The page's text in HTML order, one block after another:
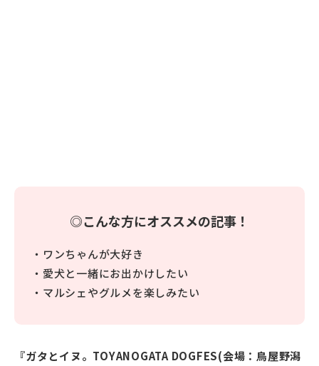
◎こんな方にオススメの記事！
・ワンちゃんが大好き
・愛犬と一緒にお出かけしたい
・マルシェやグルメを楽しみたい
『ガタとイヌ。TOYANOGATA DOGFES(会場：鳥屋野潟